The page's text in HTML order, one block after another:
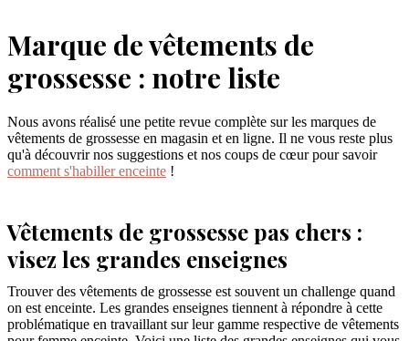
Marque de vêtements de
grossesse : notre liste
Nous avons réalisé une petite revue complète sur les marques de
vêtements de grossesse en magasin et en ligne. Il ne vous reste plus
qu'à découvrir nos suggestions et nos coups de cœur pour savoir
comment s'habiller enceinte !
Vêtements de grossesse pas chers :
visez les grandes enseignes
Trouver des vêtements de grossesse est souvent un challenge quand
on est enceinte. Les grandes enseignes tiennent à répondre à cette
problématique en travaillant sur leur gamme respective de vêtements